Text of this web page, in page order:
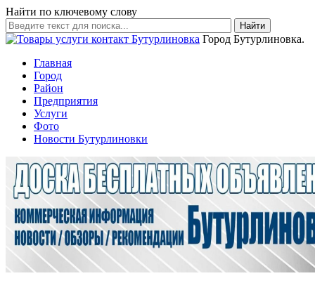
Найти по ключевому слову
Найти
Город Бутурлиновка.
Главная
Город
Район
Предприятия
Услуги
Фото
Новости Бутурлиновки